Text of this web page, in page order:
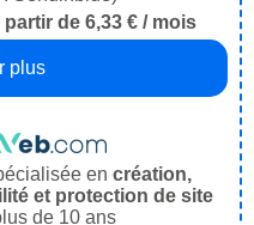
de 6,33 € / mois
plus
encréation,
et protection de site
de 10 ans